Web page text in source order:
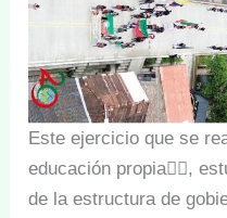
Este ejercicio que se
educación propia✊🏼,
de la estructura de